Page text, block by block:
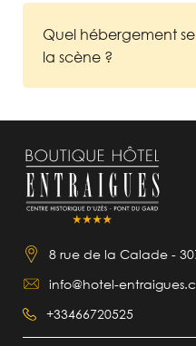
Quel hébergement
la scène ?
8 rue de la Calade -
info@hotel-
+33466720525